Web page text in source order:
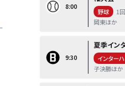
8:00
野球
1
岡東ほか
9:30
夏季イン
インター
子決勝ほか